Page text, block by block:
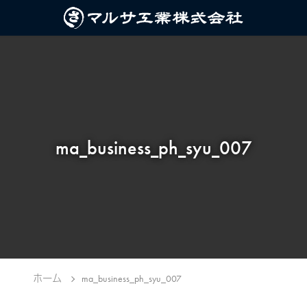
ma_business_ph_syu_007
ホーム ma_business_ph_syu_007